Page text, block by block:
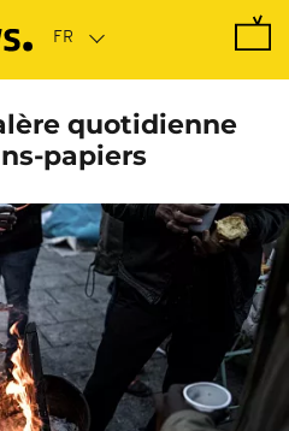
quotidienne
papiers